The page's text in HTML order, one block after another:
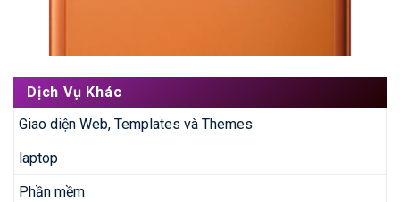
Dịch Vụ Khác
Giao diện Web, Templates và Themes
laptop
Phần mềm